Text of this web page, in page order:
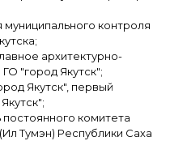
муниципального контроля
архитектурно-
"город Якутск";
Якутск", первый
постоянного комитета
Тумэн) Республики Саха